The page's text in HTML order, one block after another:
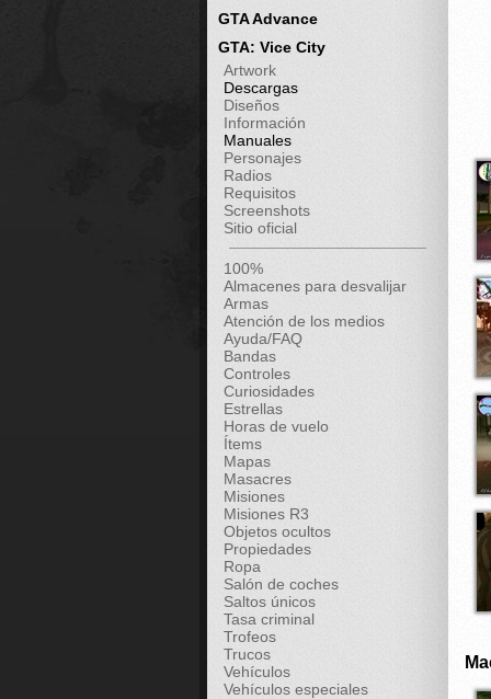
GTA Advance
GTA: Vice City
Artwork
Descargas
Diseños
Información
Manuales
Personajes
Radios
Requisitos
Screenshots
Sitio oficial
100%
Almacenes para desvalijar
Armas
Atención de los medios
Ayuda/FAQ
Bandas
Controles
Curiosidades
Estrellas
Horas de vuelo
Ítems
Mapas
Masacres
Misiones
Misiones R3
Objetos ocultos
Propiedades
Ropa
Salón de coches
Saltos únicos
Tasa criminal
Trofeos
Trucos
Vehículos
Vehículos especiales